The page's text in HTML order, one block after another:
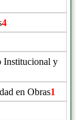
4
Institucional y
en Obras1